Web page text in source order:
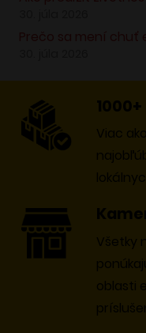
Viac
Všetky
oblasti